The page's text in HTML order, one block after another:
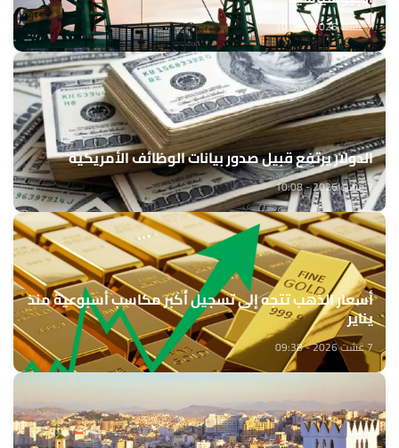
7 غشت 2026 - 10:16
الدولار يرتفع قبيل صدور بيانات الوظائف الأمريكية
7 غشت 2026 - 10:08
أسعار الذهب تتجه إلى تسجيل أكبر مكاسب أسبوعية منذ
يناير
7 غشت 2026 - 09:38